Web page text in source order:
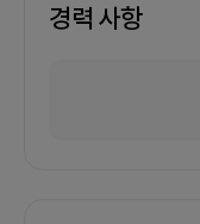
경력 사항